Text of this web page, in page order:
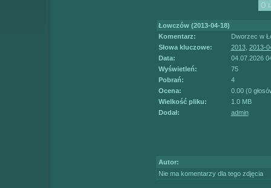
Łowczów (2013-04-18)
Komentarz:
Dworzec w
Słowa kluczowe:
2013, 2013-
Data:
04.07.2026
Wyświetleń:
75
Pobrań:
4
Ocena:
0.00 (0
Wielkość pliku:
1.0 MB
Dodał:
admin
Autor:
Nie ma komentarzy dla tego zdjęcia